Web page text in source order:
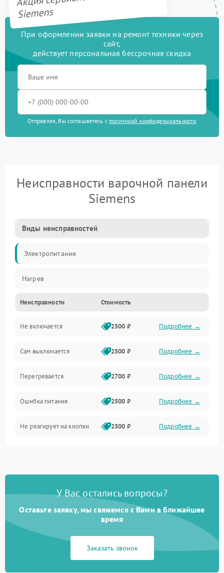
Siemens
При оформлении заявки на ремонт техники через
сайт,
действует персональная бессрочная скидка
Отправляя, Вы соглашаетесь с политикой конфиденциальности
Неисправности варочной панели
Siemens
Виды неисправностей
Электропитание
Нагрев
Неисправности Стоимость
Не включается 2500 ₽ Подробнее →
Сам выключается 2500 ₽ Подробнее →
Перегревается 2700 ₽ Подробнее →
Ошибка питания 2500 ₽ Подробнее →
Не реагирует на кнопки 2500 ₽ Подробнее →
У Вас остались вопросы?
Оставьте заявку, мы свяжемся с Вами в ближайшее
время
Заказать звонок